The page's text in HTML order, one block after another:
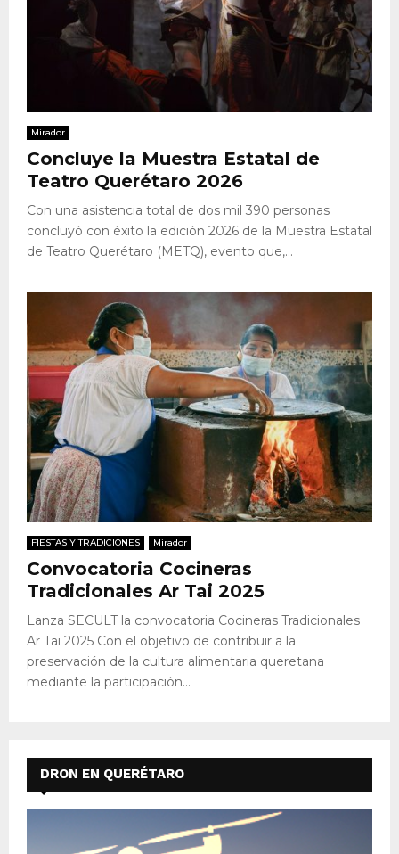
Mirador
Concluye la Muestra Estatal de
Teatro Querétaro 2026
Con una asistencia total de dos mil 390 personas
concluyó con éxito la edición 2026 de la Muestra Estatal
de Teatro Querétaro (METQ), evento que,...
FIESTAS Y TRADICIONES Mirador
Convocatoria Cocineras
Tradicionales Ar Tai 2025
Lanza SECULT la convocatoria Cocineras Tradicionales
Ar Tai 2025 Con el objetivo de contribuir a la
preservación de la cultura alimentaria queretana
mediante la participación...
DRON EN QUERÉTARO